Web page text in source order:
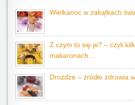
Wielkanoc w zakątkach
Z czym to się je? – czyli
makaronach…
Drożdże – źródło zdrowia